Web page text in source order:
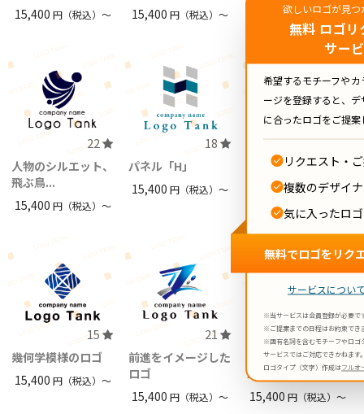
15,400 円（税込）〜
15,400円（税込）〜
15,400円（税込）〜
22
人物のシルエット、
飛ぶ鳥...
15,400 円（税込）〜
18
パネル「H」
15,400円（税込）〜
36
地球と人をつなぐグ
ローバ...
15,400円（税込）〜
15
幾何学模様のロゴ
15,400 円（税込）〜
21
前進をイメージした
ロゴ
15,400円（税込）〜
20
富士山と日の出のロ
ゴ
15,400 円（税込）〜
欲しいロゴが見
無料 ロゴリ
サー
希望するモチーフや
ージを登録すると、
に合ったロゴをご提案
リクエスト・
複数のデザイ
気に入ったロ
無料でロゴをリク
サービスについ
※当サービスは会員登録が必要で
※ご提案までの日程はお約束でき
※固有名詞を含むモチーフやロゴ
サービスではご対応できかねます
ロゴタイプ（文字）作成はフルオ